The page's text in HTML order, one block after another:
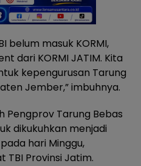
belum masuk KORMI,
dari KORMI JATIM. Kita
kepengurusan Tarung
Jember,” imbuhnya.
Pengprov Tarung Bebas
dikukuhkan menjadi
hari Minggu,
TBI Provinsi Jatim.